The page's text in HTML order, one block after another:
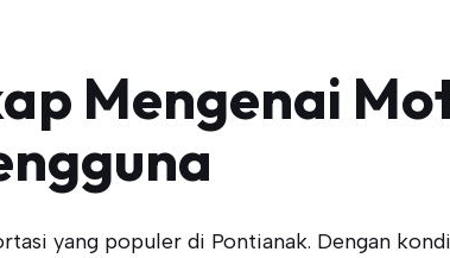
Mengenai
yang populer di Pontianak. Dengan